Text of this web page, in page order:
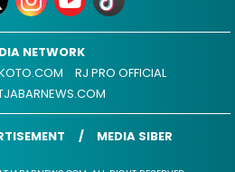
NETWORK
RJ PRO OFFICIAL
MEDIA SIBER